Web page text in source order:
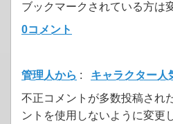
ブックマークされている方は
0コメント
管理人から :
キャラクター人
不正コメントが多数投稿され
ントを使用しないように変更